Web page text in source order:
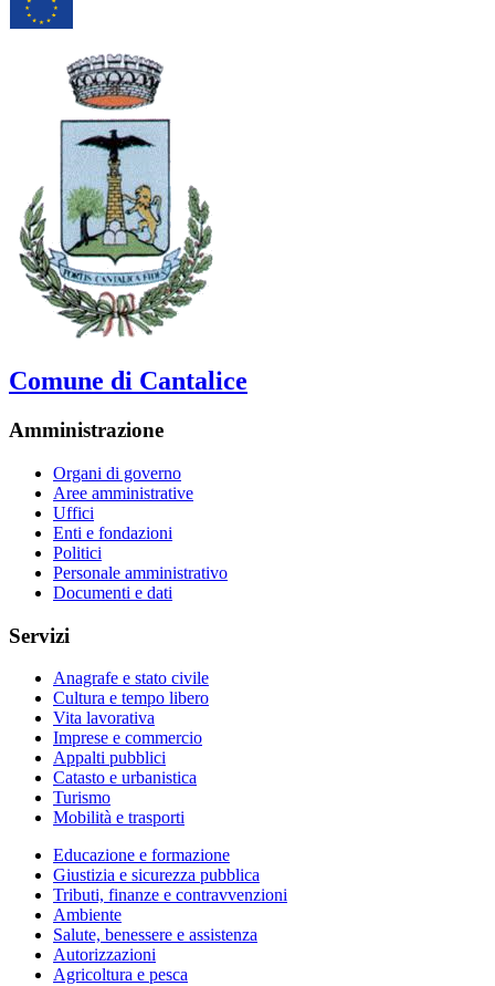
Comune di Cantalice
Amministrazione
Organi di governo
Aree amministrative
Uffici
Enti e fondazioni
Politici
Personale amministrativo
Documenti e dati
Servizi
Anagrafe e stato civile
Cultura e tempo libero
Vita lavorativa
Imprese e commercio
Appalti pubblici
Catasto e urbanistica
Turismo
Mobilità e trasporti
Educazione e formazione
Giustizia e sicurezza pubblica
Tributi, finanze e contravvenzioni
Ambiente
Salute, benessere e assistenza
Autorizzazioni
Agricoltura e pesca